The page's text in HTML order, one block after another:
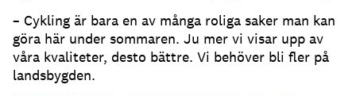
– Cykling är bara en av många roliga saker man kan
göra här under sommaren. Ju mer vi visar upp av
våra kvaliteter, desto bättre. Vi behöver bli fler på
landsbygden.